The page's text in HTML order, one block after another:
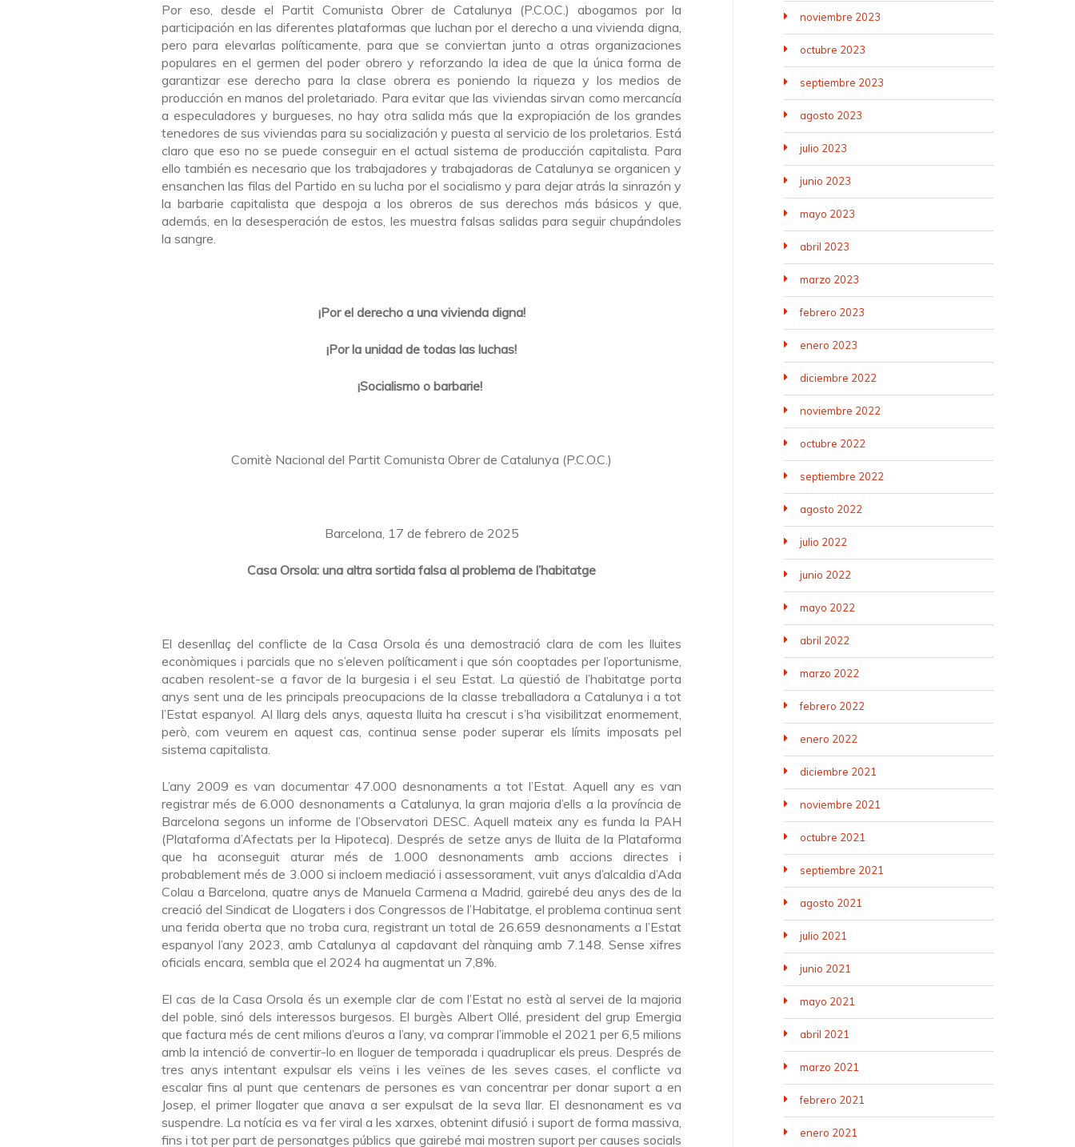
Por eso, desde el Partit Comunista Obrer de Catalunya (P.C.O.C.) abogamos por la
participación en las diferentes plataformas que luchan por el derecho a una vivienda digna,
pero para elevarlas políticamente, para que se conviertan junto a otras organizaciones
populares en el germen del poder obrero y reforzando la idea de que la única forma de
garantizar ese derecho para la clase obrera es poniendo la riqueza y los medios de
producción en manos del proletariado. Para evitar que las viviendas sirvan como mercancía
a especuladores y burgueses, no hay otra salida más que la expropiación de los grandes
tenedores de sus viviendas para su socialización y puesta al servicio de los proletarios. Está
claro que eso no se puede conseguir en el actual sistema de producción capitalista. Para
ello también es necesario que los trabajadores y trabajadoras de Catalunya se organicen y
ensanchen las filas del Partido en su lucha por el socialismo y para dejar atrás la sinrazón y
la barbarie capitalista que despoja a los obreros de sus derechos más básicos y que,
además, en la desesperación de estos, les muestra falsas salidas para seguir chupándoles
la sangre.
¡Por el derecho a una vivienda digna!
¡Por la unidad de todas las luchas!
¡Socialismo o barbarie!
Comitè Nacional del Partit Comunista Obrer de Catalunya (P.C.O.C.)
Barcelona, 17 de febrero de 2025
Casa Orsola: una altra sortida falsa al problema de l’habitatge
El desenllaç del conflicte de la Casa Orsola és una demostració clara de com les lluites
econòmiques i parcials que no s’eleven políticament i que són cooptades per l’oportunisme,
acaben resolent-se a favor de la burgesia i el seu Estat. La qüestió de l’habitatge porta
anys sent una de les principals preocupacions de la classe treballadora a Catalunya i a tot
l’Estat espanyol. Al llarg dels anys, aquesta lluita ha crescut i s’ha visibilitzat enormement,
però, com veurem en aquest cas, continua sense poder superar els límits imposats pel
sistema capitalista.
L’any 2009 es van documentar 47.000 desnonaments a tot l’Estat. Aquell any es van
registrar més de 6.000 desnonaments a Catalunya, la gran majoria d’ells a la província de
Barcelona segons un informe de l’Observatori DESC. Aquell mateix any es funda la PAH
(Plataforma d’Afectats per la Hipoteca). Després de setze anys de lluita de la Plataforma
que ha aconseguit aturar més de 1.000 desnonaments amb accions directes i
probablement més de 3.000 si incloem mediació i assessorament, vuit anys d’alcaldia d’Ada
Colau a Barcelona, quatre anys de Manuela Carmena a Madrid, gairebé deu anys des de la
creació del Sindicat de Llogaters i dos Congressos de l’Habitatge, el problema continua sent
una ferida oberta que no troba cura, registrant un total de 26.659 desnonaments a l’Estat
espanyol l’any 2023, amb Catalunya al capdavant del rànquing amb 7.148. Sense xifres
oficials encara, sembla que el 2024 ha augmentat un 7,8%.
El cas de la Casa Orsola és un exemple clar de com l’Estat no està al servei de la majoria
del poble, sinó dels interessos burgesos. El burgès Albert Ollé, president del grup Emergia
que factura més de cent milions d’euros a l’any, va comprar l’immoble el 2021 per 6,5 milions
amb la intenció de convertir-lo en lloguer de temporada i quadruplicar els preus. Després de
tres anys intentant expulsar els veïns i les veïnes de les seves cases, el conflicte va
escalar fins al punt que centenars de persones es van concentrar per donar suport a en
Josep, el primer llogater que anava a ser expulsat de la seva llar. El desnonament es va
suspendre. La notícia es va fer viral a les xarxes, obtenint difusió i suport de forma massiva,
fins i tot per part de personatges públics que gairebé mai mostren suport per causes socials
noviembre 2023
octubre 2023
septiembre 2023
agosto 2023
julio 2023
junio 2023
mayo 2023
abril 2023
marzo 2023
febrero 2023
enero 2023
diciembre 2022
noviembre 2022
octubre 2022
septiembre 2022
agosto 2022
julio 2022
junio 2022
mayo 2022
abril 2022
marzo 2022
febrero 2022
enero 2022
diciembre 2021
noviembre 2021
octubre 2021
septiembre 2021
agosto 2021
julio 2021
junio 2021
mayo 2021
abril 2021
marzo 2021
febrero 2021
enero 2021